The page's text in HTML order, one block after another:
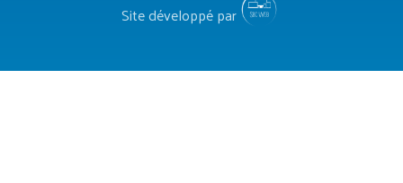
Site développé par